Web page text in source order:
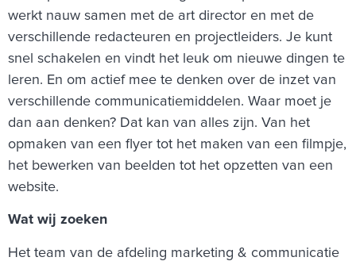
werkt nauw samen met de art director en met de
verschillende redacteuren en projectleiders. Je kunt
snel schakelen en vindt het leuk om nieuwe dingen te
leren. En om actief mee te denken over de inzet van
verschillende communicatiemiddelen. Waar moet je
dan aan denken? Dat kan van alles zijn. Van het
opmaken van een flyer tot het maken van een filmpje,
het bewerken van beelden tot het opzetten van een
website.
Wat wij zoeken
Het team van de afdeling marketing & communicatie